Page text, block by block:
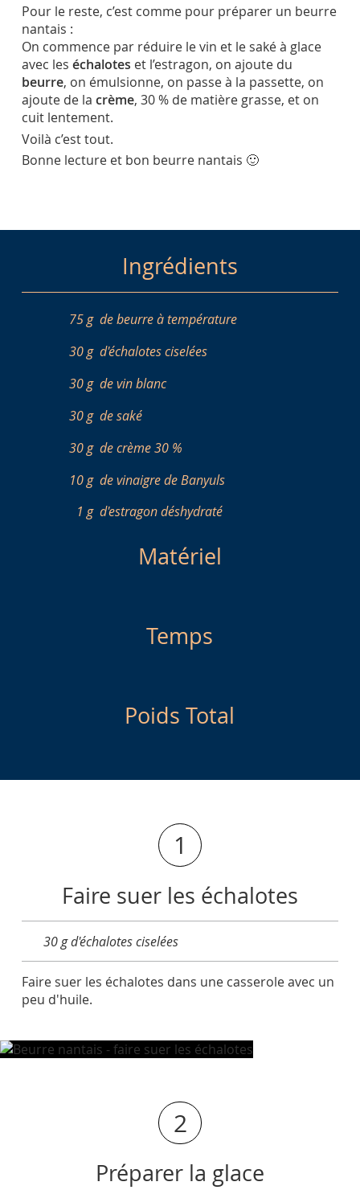
Pour le reste, c’est comme pour préparer un beurre
nantais :
On commence par réduire le vin et le saké à glace
avec les échalotes et l’estragon, on ajoute du
beurre, on émulsionne, on passe à la passette, on
ajoute de la crème, 30 % de matière grasse, et on
cuit lentement.
Voilà c’est tout.
Bonne lecture et bon beurre nantais 🙂
Ingrédients
75 g de beurre à température
30 g d'échalotes ciselées
30 g de vin blanc
30 g de saké
30 g de crème 30 %
10 g de vinaigre de Banyuls
1 g d'estragon déshydraté
Matériel
Temps
Poids Total
1
Faire suer les échalotes
30 g d'échalotes ciselées
Faire suer les échalotes dans une casserole avec un
peu d'huile.
2
Préparer la glace